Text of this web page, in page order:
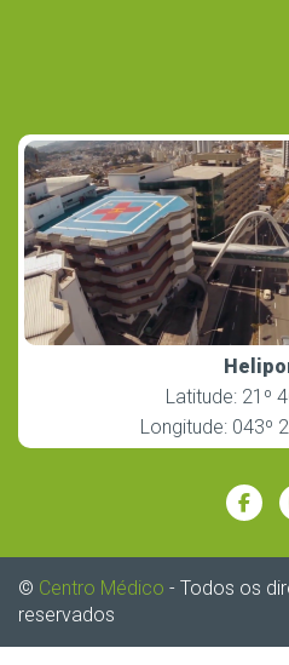
Latitude: 21º
Longitude: 043º
© Centro Médico - Todos os
reservados